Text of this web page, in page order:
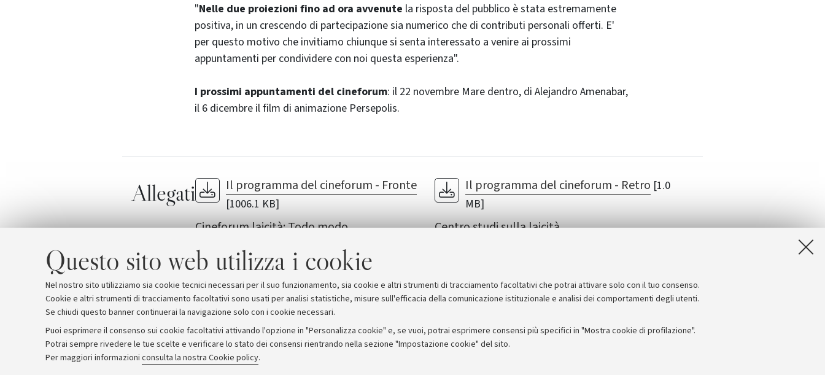
Questo sito web utilizza i cookie
Nel nostro sito utilizziamo sia cookie tecnici necessari per il suo funzionamento, sia cookie e altri strumenti di tracciamento facoltativi che potrai attivare solo con il tuo consenso.
Cookie e altri strumenti di tracciamento facoltativi sono usati per analisi statistiche, misure sull'efficacia della comunicazione istituzionale e analisi dei comportamenti degli utenti.
Se chiudi questo banner continuerai la navigazione solo con i cookie necessari.
Puoi esprimere il consenso sui cookie facoltativi attivando l'opzione in "Personalizza cookie" e, se vuoi, potrai esprimere consensi più specifici in "Mostra cookie di profilazione".
Potrai sempre rivedere le tue scelte e verificare lo stato dei consensi rientrando nella sezione "Impostazione cookie" del sito.
Per maggiori informazioni consulta la nostra Cookie policy.
"Nelle due proiezioni fino ad ora avvenute la risposta del pubblico è stata estremamente
positiva, in un crescendo di partecipazione sia numerico che di contributi personali offerti. E'
per questo motivo che invitiamo chiunque si senta interessato a venire ai prossimi
appuntamenti per condividere con noi questa esperienza".
I prossimi appuntamenti del cineforum: il 22 novembre Mare dentro, di Alejandro Amenabar,
il 6 dicembre il film di animazione Persepolis.
Allegati Il programma del cineforum - Fronte
[1006.1 KB]
Il programma del cineforum - Retro [1.0
MB]
Cineforum laicità: Todo modo
Centro studi sulla laicità
Il blog di Diritto ecclesiastico
Archivio Comunicati stampa Redazione Rassegna stampa